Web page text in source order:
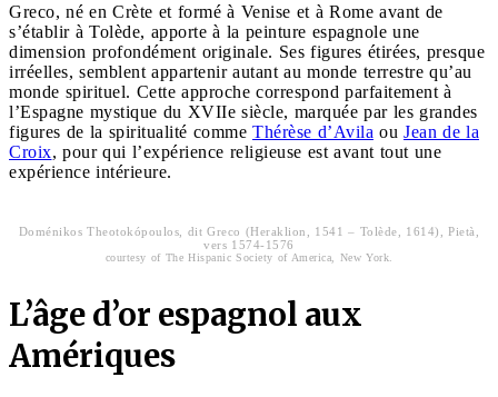
Greco, né en Crète et formé à Venise et à Rome avant de
s’établir à Tolède, apporte à la peinture espagnole une
dimension profondément originale. Ses figures étirées, presque
irréelles, semblent appartenir autant au monde terrestre qu’au
monde spirituel. Cette approche correspond parfaitement à
l’Espagne mystique du XVIIe siècle, marquée par les grandes
figures de la spiritualité comme Thérèse d’Avila ou Jean de la
Croix, pour qui l’expérience religieuse est avant tout une
expérience intérieure.
Doménikos Theotokópoulos, dit Greco (Heraklion, 1541 – Tolède, 1614), Pietà,
vers 1574-1576
courtesy of The Hispanic Society of America, New York.
L’âge d’or espagnol aux
Amériques